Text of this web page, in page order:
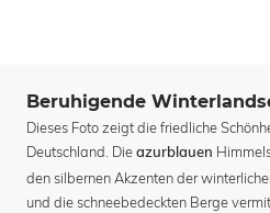
Beruhigende
Dieses Foto zeigt die friedliche
Deutschland. Die azurblauen
den silbernen Akzenten der
und die schneebedeckten Berge